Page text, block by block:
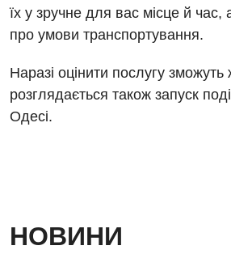
Гастроентерологія
Гінекологічне відділення
Денний стаціонар
Кардіологія
їх у зручне для вас місце й
про умови транспортування.
Наразі оцінити послугу зможуть
розглядається також запуск
Одесі.
НОВИНИ